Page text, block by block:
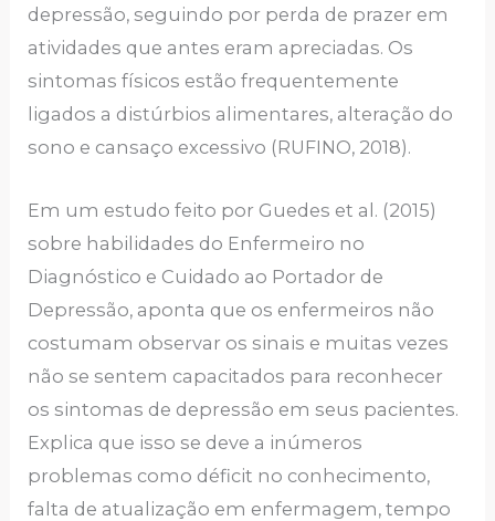
depressão, seguindo por perda de prazer em
atividades que antes eram apreciadas. Os
sintomas físicos estão frequentemente
ligados a distúrbios alimentares, alteração do
sono e cansaço excessivo (RUFINO, 2018).
Em um estudo feito por Guedes et al. (2015)
sobre habilidades do Enfermeiro no
Diagnóstico e Cuidado ao Portador de
Depressão, aponta que os enfermeiros não
costumam observar os sinais e muitas vezes
não se sentem capacitados para reconhecer
os sintomas de depressão em seus pacientes.
Explica que isso se deve a inúmeros
problemas como déficit no conhecimento,
falta de atualização em enfermagem, tempo